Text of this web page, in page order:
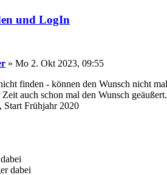
und LogIn
» Mo 2. Okt 2023, 09:55
finden - können den Wunsch nicht
auch schon mal den Wunsch
Start Frühjahr 2020